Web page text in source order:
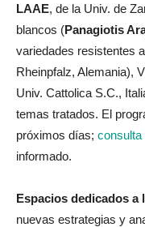
LAAE, de la Univ. de
blancos (Panagiotis
variedades resistentes
Rheinpfalz, Alemania),
Univ. Cattolica S.C.,
temas tratados. El
próximos días; consulta
informado.
Espacios dedicados a
nuevas estrategias y